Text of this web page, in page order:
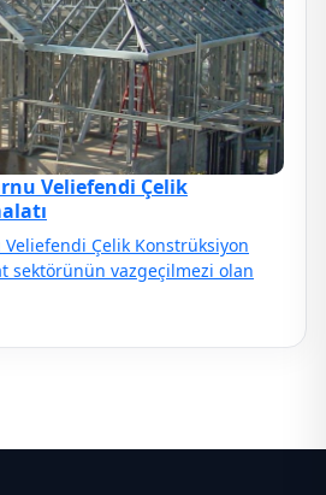
Veliefendi Çelik
Çelik Konstrüksiyon
sektörünün vazgeçilmezi olan